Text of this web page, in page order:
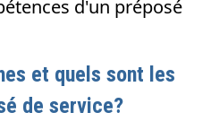
d'un préposé
et quels sont les
de service?